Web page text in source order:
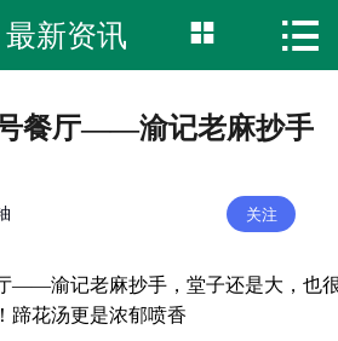
首页
获奖时刻
阅读美食
最新资讯  
餐厅——渝记老麻抄手
关注
——渝记老麻抄手，堂子还是大，也
！蹄花汤更是浓郁喷香